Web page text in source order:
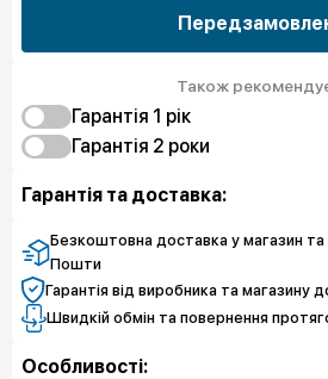
Також
Гарантія 1 рiк
Захист від браку
Гарантія 2 роки
Захист екрана
Гарантія та доставка:
Безкоштовна доставка у магазин та
Пошти
Гарантія від виробника та магазину
Швидкій обмін та повернення
Особливості: